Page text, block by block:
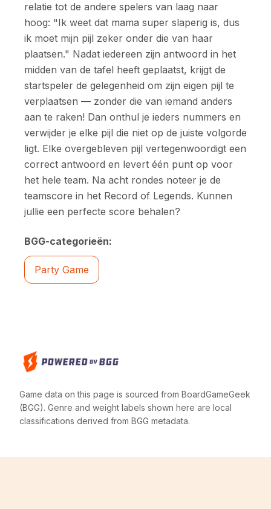
relatie tot de andere spelers van laag naar
hoog: "Ik weet dat mama super slaperig is, dus
ik moet mijn pijl zeker onder die van haar
plaatsen." Nadat iedereen zijn antwoord in het
midden van de tafel heeft geplaatst, krijgt de
startspeler de gelegenheid om zijn eigen pijl te
verplaatsen — zonder die van iemand anders
aan te raken! Dan onthul je ieders nummers en
verwijder je elke pijl die niet op de juiste volgorde
ligt. Elke overgebleven pijl vertegenwoordigt een
correct antwoord en levert één punt op voor
het hele team. Na acht rondes noteer je de
teamscore in het Record of Legends. Kunnen
jullie een perfecte score behalen?
BGG-categorieën:
Party Game
Game data on this page is sourced from BoardGameGeek
(BGG). Genre and weight labels shown here are local
classifications derived from BGG metadata.